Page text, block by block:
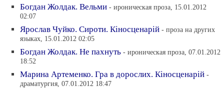
Богдан Жолдак. Вельми - ироническая проза, 15.01.2012
02:07
Ярослав Чуйко. Сироти. Кiносценарiй - проза на других
языках, 15.01.2012 02:05
Богдан Жолдак. Не пахнуть - ироническая проза, 07.01.2012
18:52
Марина Артеменко. Гра в дорослих. Кiносценарiй -
драматургия, 07.01.2012 18:47